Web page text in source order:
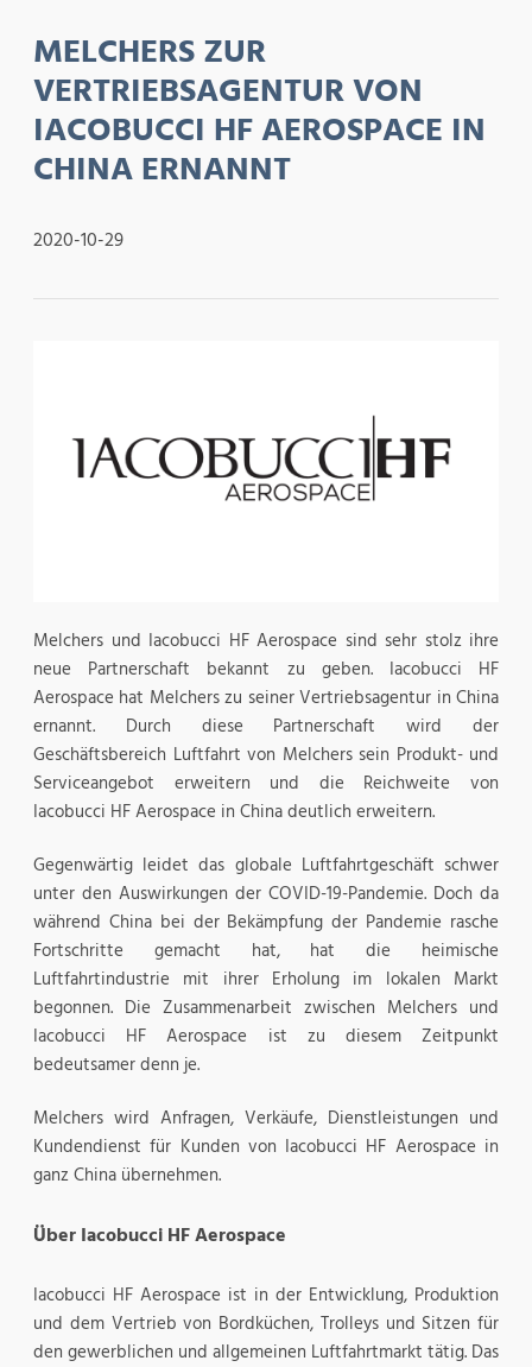
MELCHERS ZUR
VERTRIEBSAGENTUR VON
IACOBUCCI HF AEROSPACE IN
CHINA ERNANNT
2020-10-29
Melchers und Iacobucci HF Aerospace sind sehr stolz ihre
neue Partnerschaft bekannt zu geben. Iacobucci HF
Aerospace hat Melchers zu seiner Vertriebsagentur in China
ernannt. Durch diese Partnerschaft wird der
Geschäftsbereich Luftfahrt von Melchers sein Produkt- und
Serviceangebot erweitern und die Reichweite von
Iacobucci HF Aerospace in China deutlich erweitern.
Gegenwärtig leidet das globale Luftfahrtgeschäft schwer
unter den Auswirkungen der COVID-19-Pandemie. Doch da
während China bei der Bekämpfung der Pandemie rasche
Fortschritte gemacht hat, hat die heimische
Luftfahrtindustrie mit ihrer Erholung im lokalen Markt
begonnen. Die Zusammenarbeit zwischen Melchers und
Iacobucci HF Aerospace ist zu diesem Zeitpunkt
bedeutsamer denn je.
Melchers wird Anfragen, Verkäufe, Dienstleistungen und
Kundendienst für Kunden von Iacobucci HF Aerospace in
ganz China übernehmen.
Über Iacobucci HF Aerospace
Iacobucci HF Aerospace ist in der Entwicklung, Produktion
und dem Vertrieb von Bordküchen, Trolleys und Sitzen für
den gewerblichen und allgemeinen Luftfahrtmarkt tätig. Das